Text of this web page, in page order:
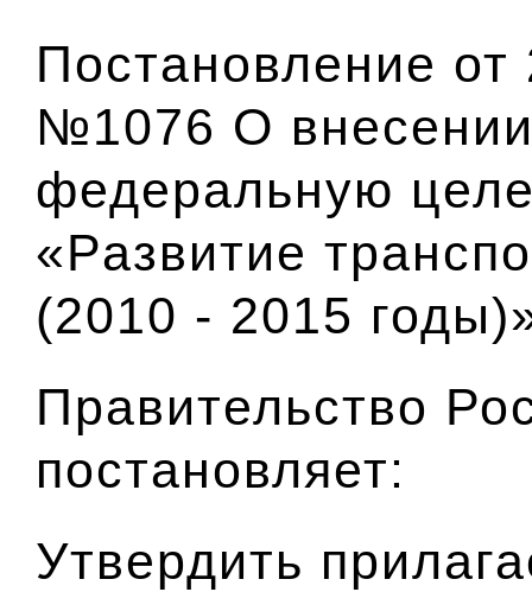
Постановление от
№1076 О
федеральную
«Развитие
(2010 - 2015
Правительство
постановляет:
Утвердить